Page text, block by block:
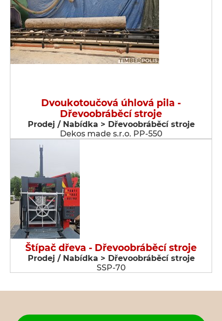
Dvoukotoučová úhlová pila -
Dřevoobráběcí stroje
Prodej / Nabídka > Dřevoobráběcí stroje
Dekos made s.r.o. PP-550
Štípač dřeva - Dřevoobráběcí stroje
Prodej / Nabídka > Dřevoobráběcí stroje
SSP-70